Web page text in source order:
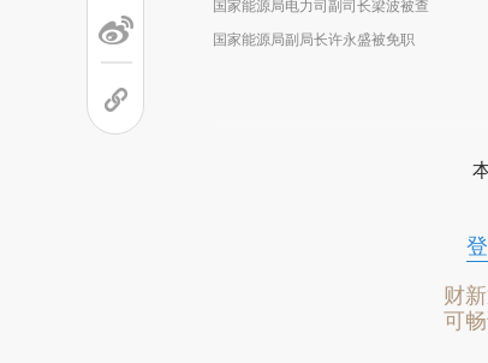
国家能源局电力司副司长梁波被查
国家能源局副局长许永盛被免职
财
可